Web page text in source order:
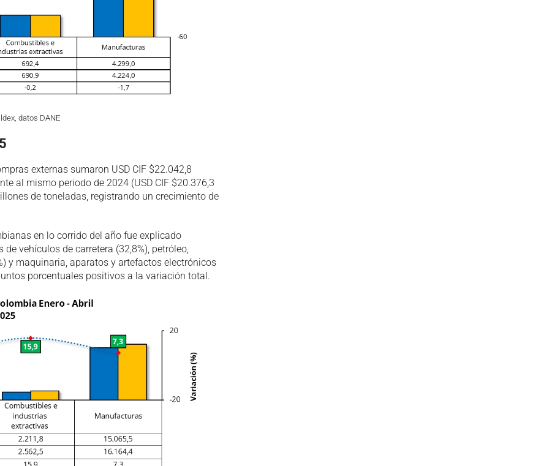
datos DANE
externas sumaron USD CIF $22.042,8
al mismo periodo de 2024 (USD CIF $20.376,3
de toneladas, registrando un crecimiento de
en lo corrido del año fue explicado
vehículos de carretera (32,8%), petróleo,
y maquinaria, aparatos y artefactos electrónicos
porcentuales positivos a la variación total.